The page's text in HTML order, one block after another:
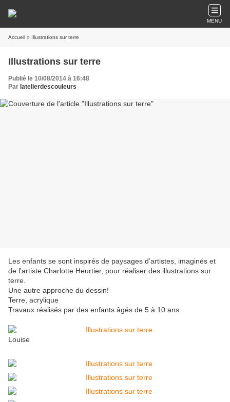
MENU
Accueil » Illustrations sur terre
Illustrations sur terre
Publié le 10/08/2014 à 16:48
Par latelierdescouleurs
Les enfants se sont inspirés de paysages d’artistes, imaginés et
de l'artiste Charlotte Heurtier, pour réaliser des illustrations sur
terre.
Une autre approche du dessin!
Terre, acrylique
Travaux réalisés par des enfants âgés de 5 à 10 ans
Louise